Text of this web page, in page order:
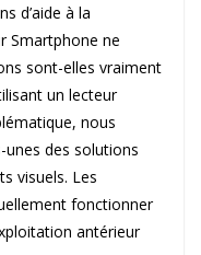
d’aide à la
Smartphone ne
sont-elles vraiment
un lecteur
nous
des solutions
visuels. Les
fonctionner
antérieur